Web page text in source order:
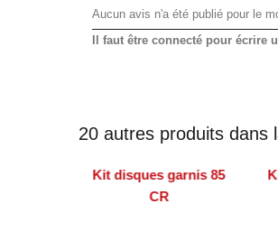
Aucun avis n'a été publié pour le
Il faut être connecté pour écrire
20 autres produits dans
Kit disques garnis 85
CR